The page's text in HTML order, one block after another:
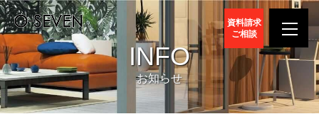
資料請求
ご相談
INFO
お知らせ